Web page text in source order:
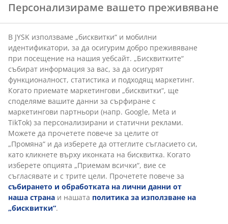
Персонализираме вашето преживяване
В JYSK използваме „бисквитки“ и мобилни
идентификатори, за да осигурим добро преживяване
при посещение на нашия уебсайт. „Бисквитките“
събират информация за вас, за да осигурят
функционалност, статистика и подходящ маркетинг.
Когато приемате маркетингови „бисквитки“, ще
споделяме вашите данни за сърфиране с
маркетингови партньори (напр. Google, Meta и
TikTok) за персонализирани и статични реклами.
Можете да прочетете повече за целите от
„Промяна“ и да изберете да оттеглите съгласието си,
като кликнете върху иконката на бисквитка. Когато
изберете опцията „Приемам всички“, вие се
съгласявате и с трите цели. Прочетете повече за
събирането и обработката на лични данни от
наша страна и нашата политика за използване на
„бисквитки“.